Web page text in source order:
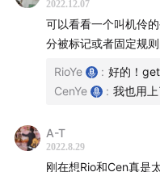
I 「我对自己好的
LIFE I 开心的事
02:16
I 02 我们的留言墙
2022.12.07
可以看看一个叫机伶
分被标记或者固定规
RioYe : 好的！
CenYe
: 我也用
A-T
2022.8.29
刚在想Rio和Cen真是